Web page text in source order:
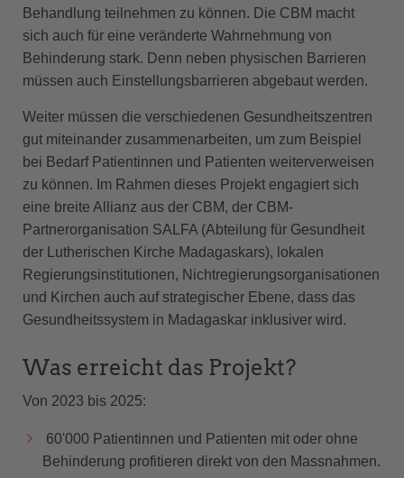
Behandlung teilnehmen zu können. Die CBM macht
sich auch für eine veränderte Wahrnehmung von
Behinderung stark. Denn neben physischen Barrieren
müssen auch Einstellungsbarrieren abgebaut werden.
Weiter müssen die verschiedenen Gesundheitszentren
gut miteinander zusammenarbeiten, um zum Beispiel
bei Bedarf Patientinnen und Patienten weiterverweisen
zu können. Im Rahmen dieses Projekt engagiert sich
eine breite Allianz aus der CBM, der CBM-
Partnerorganisation SALFA (Abteilung für Gesundheit
der Lutherischen Kirche Madagaskars), lokalen
Regierungsinstitutionen, Nichtregierungsorganisationen
und Kirchen auch auf strategischer Ebene, dass das
Gesundheitssystem in Madagaskar inklusiver wird.
Was erreicht das Projekt?
Von 2023 bis 2025:
60'000 Patientinnen und Patienten mit oder ohne
Behinderung profitieren direkt von den Massnahmen.